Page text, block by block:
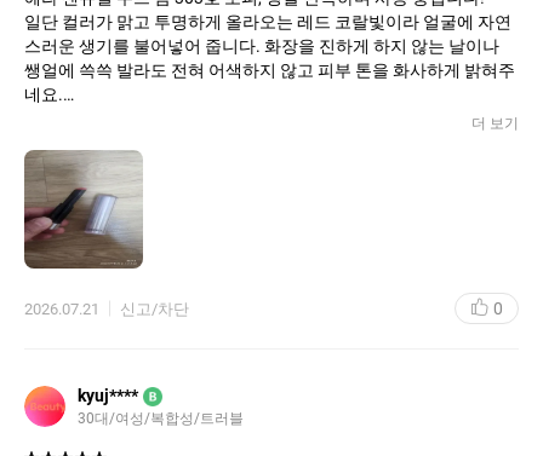
​일단 컬러가 맑고 투명하게 올라오는 레드 코랄빛이라 얼굴에 자연
스러운 생기를 불어넣어 줍니다. 화장을 진하게 하지 않는 날이나
쌩얼에 쓱쓱 발라도 전혀 어색하지 않고 피부 톤을 화사하게 밝혀주
네요.
​무엇보다 보습력이 정말 뛰어나요. 학생들 가르치면서 말을 많이 하
은 쫀쫀하게 수분을 채워줘서 하루 종일 입술이 편안합니다. 거울
없이 여러 번 덧발라도 뭉치거나 답답한 느낌 없이 맑게 발색되는 점
도 마음에 쏙 듭니다.
​입술이 건조해서 촉촉한 컬러 립밤 찾으시는 분들, 그리고 자연스러
우면서도 고급스러운 메이크업을 선호하시는 분들께 강력하게 추
매할 생각이에요!
더 보기
2026.07.21 신고/차단 0
kyuj**** B
30대/여성/복합성/트러블